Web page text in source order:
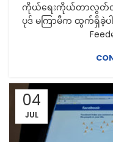
ကိုယ်ရေးကိုယ်တာလွတ်လ
ပုဒ် မကြာမီက ထွက်ရှိခဲ့ပ
Feed
04
JUL